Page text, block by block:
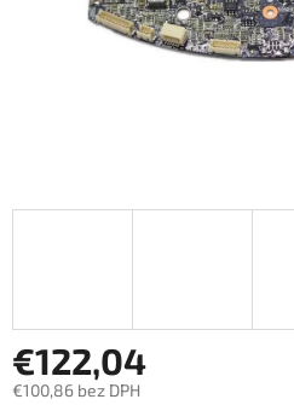
€122,04
€100,86 bez DPH